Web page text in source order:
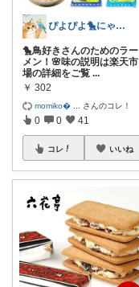
ぴよぴよ🐤にゃんにゃん🐾カニ金魚
🐤鳥好きさんのためのラー
メン！🌸味の説明は楽天市
場の詳細をご覧 ...
￥ 302
momiko さんのコレ！
0 0 41
コレ いいね